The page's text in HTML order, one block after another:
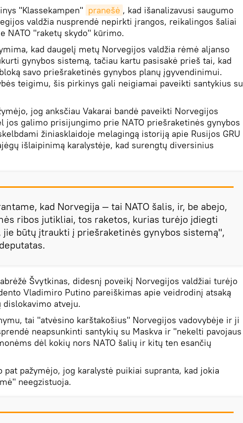
"Klassekampen" pranešė , kad išanalizavusi saugumo
valdžia nusprendė nepirkti įrangos, reikalingos šaliai
NATO "raketų skydo" kūrimo.
kad daugelį metų Norvegijos valdžia rėmė aljanso
gynybos sistemą, tačiau kartu pasisakė prieš tai, kad
savo priešraketinės gynybos planų įgyvendinimui.
teigimu, šis pirkinys gali neigiamai paveikti santykius su
jog anksčiau Vakarai bandė paveikti Norvegijos
jos galimo prisijungimo prie NATO priešraketinės gynybos
žiniasklaidoje melagingą istoriją apie Rusijos GRU
išlaipinimą karalystėje, kad surengtų diversinius
kad Norvegija — tai NATO šalis, ir, be abejo,
ribos jutikliai, tos raketos, kurias turėjo įdiegti
jie būtų įtraukti į priešraketinės gynybos sistemą",
Švytkinas, didesnį poveikį Norvegijos valdžiai turėjo
Vladimiro Putino pareiškimas apie veidrodinį atsaką
atveju.
tai "atvėsino karštakošius" Norvegijos vadovybėje ir ji
neapsunkinti santykių su Maskva ir "nekelti pavojaus
dėl kokių nors NATO šalių ir kitų ten esančių
pat pažymėjo, jog karalystė puikiai supranta, kad jokia
neegzistuoja.